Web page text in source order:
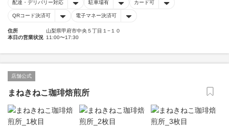
配達・デリバリー対応 駐車場有 カード可
QRコード決済可 電子マネー決済可
住所
山梨県甲府市中央５丁目１−１０
本日の営業状況 11:00〜17:30
店舗公式
まねきねこ珈琲焙煎所